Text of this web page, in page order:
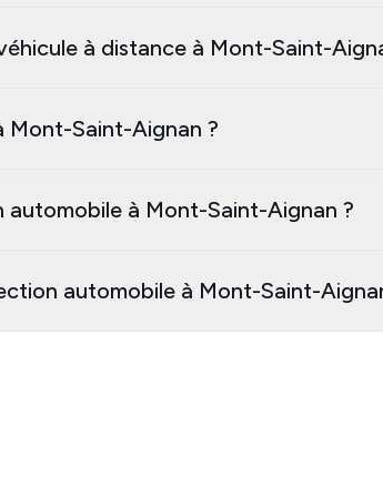
à distance à Mont-Saint-
Mont-Saint-Aignan ?
automobile à Mont-Saint-Aignan ?
automobile à Mont-Saint-